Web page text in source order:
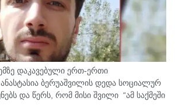
დაკავებული ერთ-ერთი
ბერუაშვილის დედა სოციალურ
და წერს, რომ მისი შვილი “ამ საქმეში
არა შუაშიც არაა.“ მისი თქმით, ის